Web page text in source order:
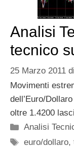
Analisi
tecnico
25 Marzo 2011 di
Movimenti
dell’Euro/
oltre 1.4200
Categorie
Analisi
Tag
euro/dollaro,